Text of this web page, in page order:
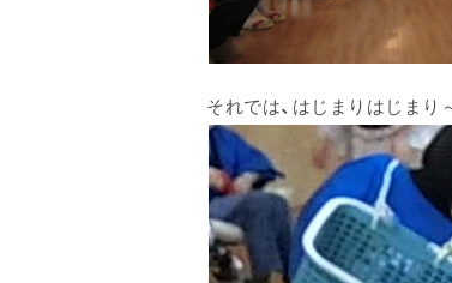
それでは、はじまりはじまり